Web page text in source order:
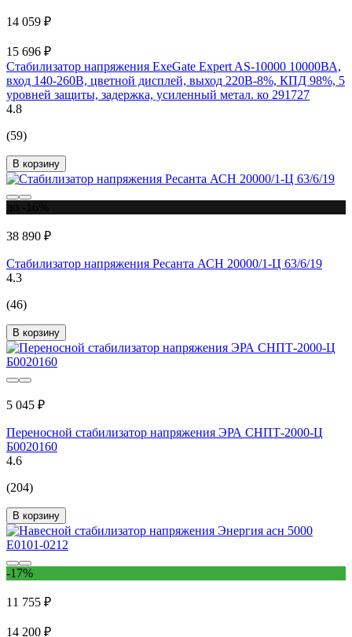
14 059 ₽
15 696 ₽
Стабилизатор напряжения ExeGate Expert AS-10000 10000ВА,
вход 140-260В, цветной дисплей, выход 220В-8%, КПД 98%, 5
уровней защиты, задержка, усиленный метал. ко 291727
4.8
(59)
В корзину
38 890 ₽
Стабилизатор напряжения Ресанта АСН 20000/1-Ц 63/6/19
4.3
(46)
В корзину
5 045 ₽
Переносной стабилизатор напряжения ЭРА СНПТ-2000-Ц
Б0020160
4.6
(204)
В корзину
-17%
11 755 ₽
14 200 ₽